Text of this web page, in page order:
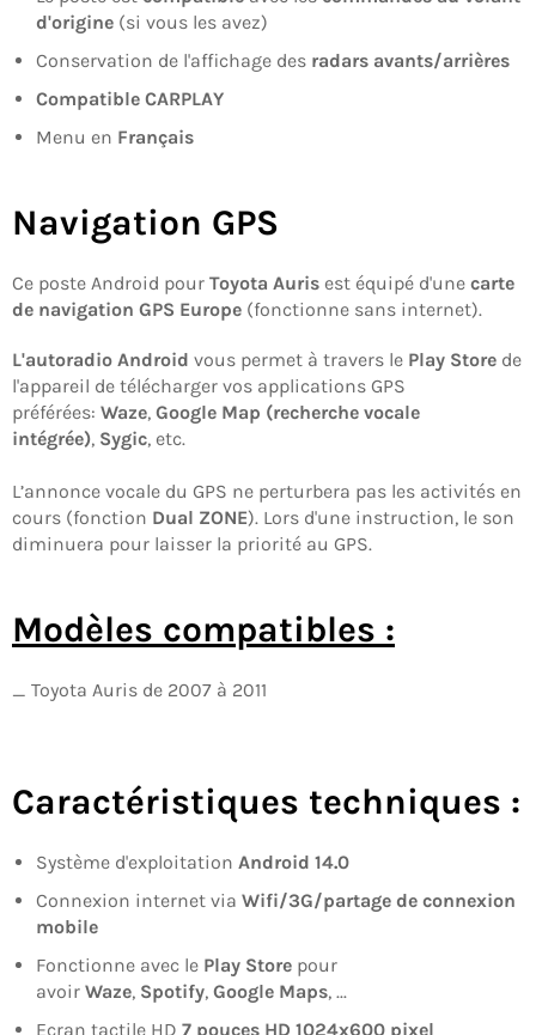
d'origine (si vous les avez)
Conservation de l'affichage des radars avants/arrières
Compatible CARPLAY
Menu en Français
Navigation GPS
Ce poste Android pour Toyota Auris est équipé d'une carte
de navigation GPS Europe (fonctionne sans internet).
L'autoradio Android vous permet à travers le Play Store de
l'appareil de télécharger vos applications GPS
préférées: Waze, Google Map (recherche vocale
intégrée), Sygic, etc.
L’annonce vocale du GPS ne perturbera pas les activités en
cours (fonction Dual ZONE). Lors d'une instruction, le son
diminuera pour laisser la priorité au GPS.
Modèles compatibles :
_ Toyota Auris de 2007 à 2011
Caractéristiques techniques :
Système d'exploitation Android 14.0
Connexion internet via Wifi/3G/partage de connexion
mobile
Fonctionne avec le Play Store pour
avoir Waze, Spotify, Google Maps, ...
Ecran tactile HD 7 pouces HD 1024x600 pixel